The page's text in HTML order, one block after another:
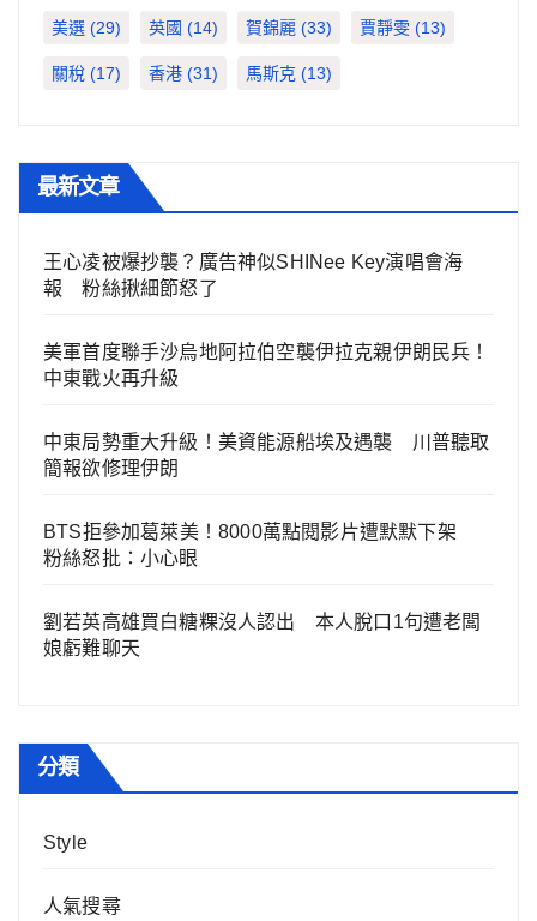
美選 (29) 英國 (14) 賀錦麗 (33) 賈靜雯 (13)
關稅 (17) 香港 (31) 馬斯克 (13)
最新文章
王心凌被爆抄襲？廣告神似SHINee Key演唱會海
報 粉絲揪細節怒了
美軍首度聯手沙烏地阿拉伯空襲伊拉克親伊朗民兵！
中東戰火再升級
中東局勢重大升級！美資能源船埃及遇襲 川普聽取
簡報欲修理伊朗
BTS拒參加葛萊美！8000萬點閱影片遭默默下架
粉絲怒批：小心眼
劉若英高雄買白糖粿沒人認出 本人脫口1句遭老闆
娘虧難聊天
分類
Style
人氣搜尋